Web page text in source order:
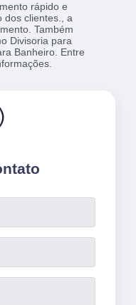
rápido e
dos clientes., a
Também
Divisoria para
Banheiro. Entre